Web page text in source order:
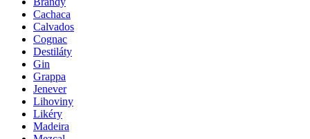
Cachaca
Calvados
Cognac
Destiláty
Gin
Grappa
Jenever
Lihoviny
Likéry
Madeira